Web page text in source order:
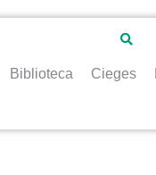
Biblioteca Cieges